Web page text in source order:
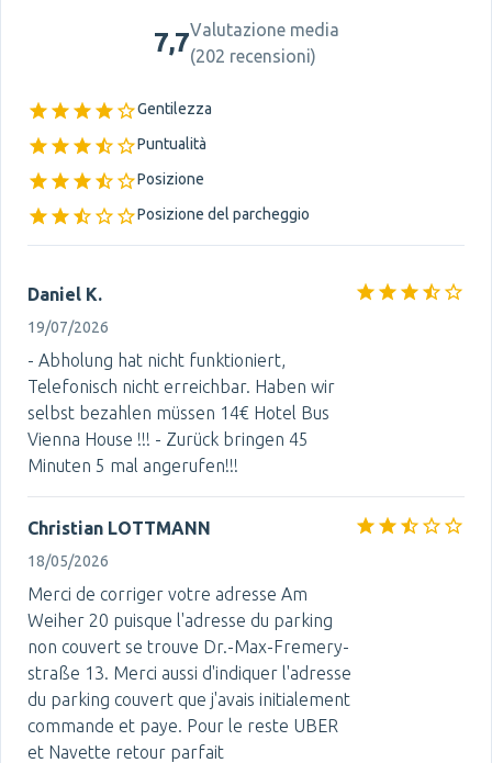
7,7Valutazione media
(202 recensioni)
Gentilezza
Puntualità
Posizione
Posizione del parcheggio
Daniel K.
19/07/2026
- Abholung hat nicht funktioniert,
Telefonisch nicht erreichbar. Haben wir
selbst bezahlen müssen 14€ Hotel Bus
Vienna House !!! - Zurück bringen 45
Minuten 5 mal angerufen!!!
Christian LOTTMANN
18/05/2026
Merci de corriger votre adresse Am
Weiher 20 puisque l'adresse du parking
non couvert se trouve Dr.-Max-Fremery-
straße 13. Merci aussi d'indiquer l'adresse
du parking couvert que j'avais initialement
commande et paye. Pour le reste UBER
et Navette retour parfait